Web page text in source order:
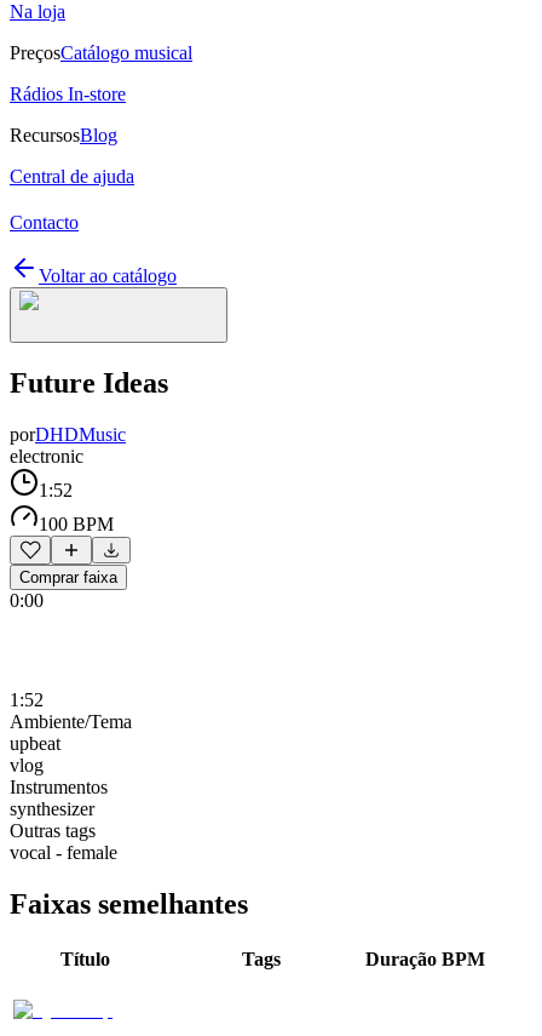
Na loja
PreçosCatálogo musical
Rádios In-store
RecursosBlog
Central de ajuda
Contacto
Voltar ao catálogo
Future Ideas
porDHDMusic
electronic
1:52
100 BPM
Comprar faixa
0:00
1:52
Ambiente/Tema
upbeat
vlog
Instrumentos
synthesizer
Outras tags
vocal - female
Faixas semelhantes
Título Tags Duração BPM